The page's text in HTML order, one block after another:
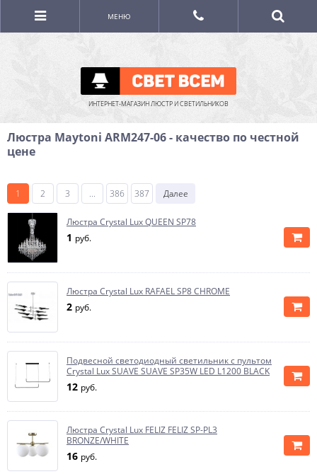
ИНТЕРНЕТ-МАГАЗИН ЛЮСТР И СВЕТИЛЬНИКОВ
МЕНЮ
Люстра Maytoni ARM247-06 - качество по честной
цене
1 2 3 ... 386 387 Далее
Люстра Crystal Lux QUEEN SP78
1 руб.
Люстра Crystal Lux RAFAEL SP8 CHROME
2 руб.
Подвесной светодиодный светильник с пультом
Crystal Lux SUAVE SUAVE SP35W LED L1200 BLACK
12 руб.
Люстра Crystal Lux FELIZ FELIZ SP-PL3
BRONZE/WHITE
16 руб.